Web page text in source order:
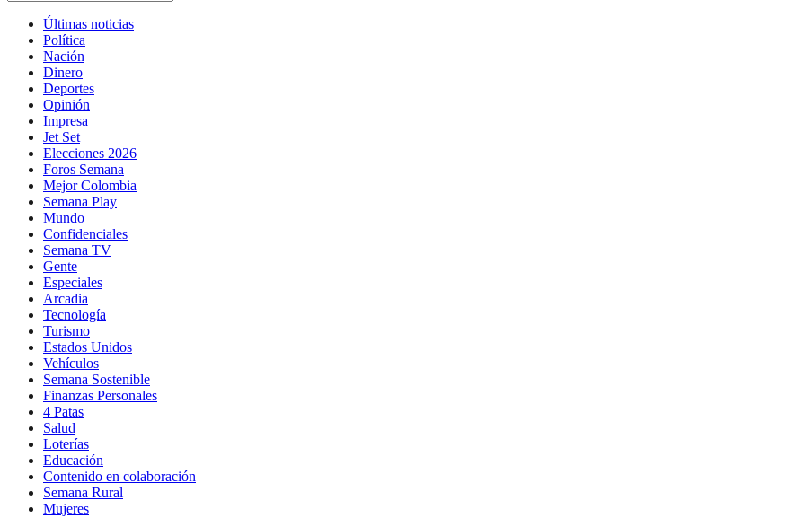
Últimas noticias
Política
Nación
Dinero
Deportes
Opinión
Impresa
Jet Set
Elecciones 2026
Foros Semana
Mejor Colombia
Semana Play
Mundo
Confidenciales
Semana TV
Gente
Especiales
Arcadia
Tecnología
Turismo
Estados Unidos
Vehículos
Semana Sostenible
Finanzas Personales
4 Patas
Salud
Loterías
Educación
Contenido en colaboración
Semana Rural
Mujeres